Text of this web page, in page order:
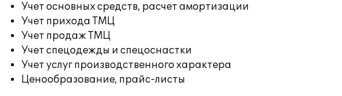
Учет основных средств, расчет амортизации
Учет прихода ТМЦ
Учет продаж ТМЦ
Учет спецодежды и спецоснастки
Учет услуг производственного характера
Ценообразование, прайс-листы